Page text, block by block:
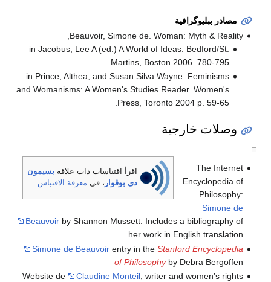
مصادر ببليوگرافية
Beauvoir, Simone de. Woman: Myth & Reality,
in Jacobus, Lee A (ed.) A World of Ideas. Bedford/St.
Martins, Boston 2006. 780-795
in Prince, Althea, and Susan Silva Wayne. Feminisms
and Womanisms: A Women's Studies Reader. Women's
Press, Toronto 2004 p. 59-65.
وصلات خارجية
اقرأ اقتباسات ذات علاقة بسيمون
دى بوڤوار ، في معرفة الاقتباس
The Internet
Encyclopedia of
Philosophy:
Simone de
Beauvoirby Shannon Mussett. Includes a bibliography of
her work in English translation.
Simone de Beauvoirentry in the Stanford Encyclopedia
of Philosophyby Debra Bergoffen
Website de
Claudine Monteil, writer and women’s rights